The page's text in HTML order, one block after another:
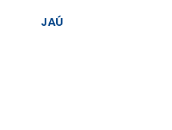
JAÚ